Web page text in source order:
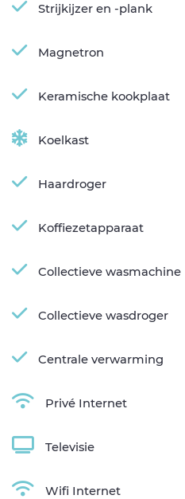
Strijkijzer en -plank
Magnetron
Keramische kookplaat
Koelkast
Haardroger
Koffiezetapparaat
Collectieve wasmachine
Collectieve wasdroger
Centrale verwarming
Privé Internet
Televisie
Wifi Internet